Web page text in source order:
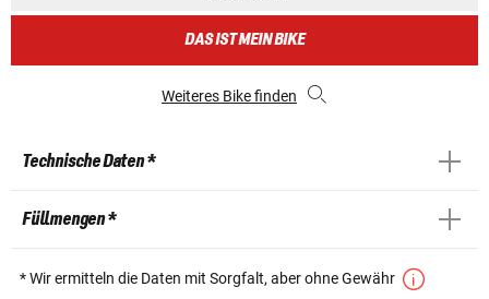
DAS IST MEIN BIKE
Weiteres Bike finden
Technische Daten *
Füllmengen *
* Wir ermitteln die Daten mit Sorgfalt, aber ohne Gewähr